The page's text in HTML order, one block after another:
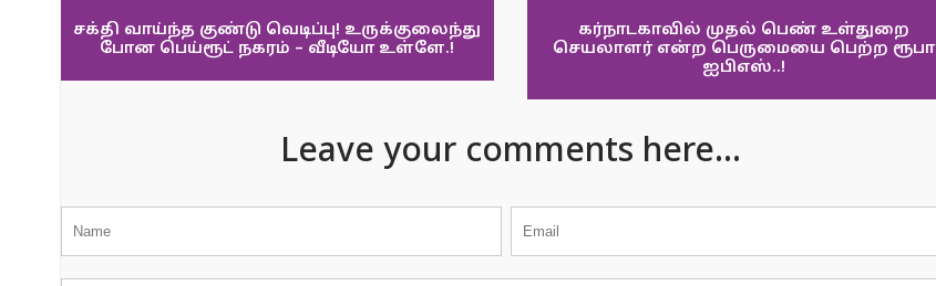
சக்தி வாய்ந்த குண்டு வெடிப்பு! உருக்குலைந்து
போன பெய்ரூட் நகரம் – வீடியோ உள்ளே.!
கர்நாடகாவில் முதல் பெண் உள்துறை
செயலாளர் என்ற பெருமையை பெற்ற ரூபா
ஐபிஎஸ்..!
Leave your comments here...